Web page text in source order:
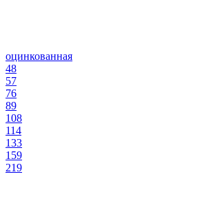
оцинкованная
48
57
76
89
108
114
133
159
219